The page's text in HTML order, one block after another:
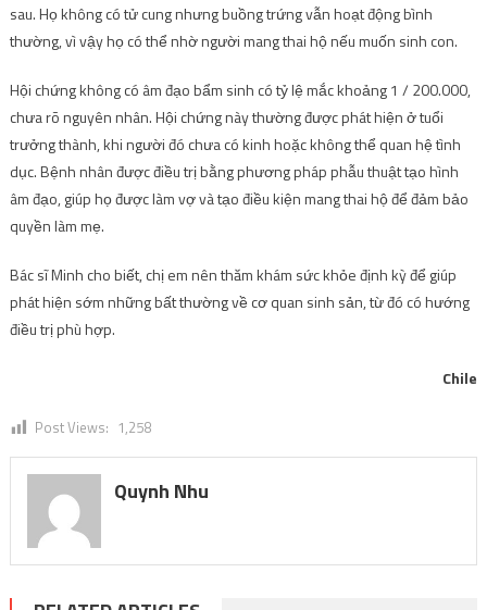
sau. Họ không có tử cung nhưng buồng trứng vẫn hoạt động bình
thường, vì vậy họ có thể nhờ người mang thai hộ nếu muốn sinh con.
Hội chứng không có âm đạo bẩm sinh có tỷ lệ mắc khoảng 1 / 200.000,
chưa rõ nguyên nhân. Hội chứng này thường được phát hiện ở tuổi
trưởng thành, khi người đó chưa có kinh hoặc không thể quan hệ tình
dục. Bệnh nhân được điều trị bằng phương pháp phẫu thuật tạo hình
âm đạo, giúp họ được làm vợ và tạo điều kiện mang thai hộ để đảm bảo
quyền làm mẹ.
Bác sĩ Minh cho biết, chị em nên thăm khám sức khỏe định kỳ để giúp
phát hiện sớm những bất thường về cơ quan sinh sản, từ đó có hướng
điều trị phù hợp.
Chile
Post Views: 1,258
Quynh Nhu